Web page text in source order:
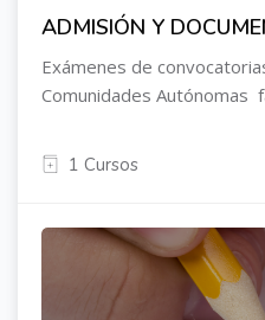
ADMISIÓN Y
Exámenes de
Comunidades Autónomas
1 Cursos